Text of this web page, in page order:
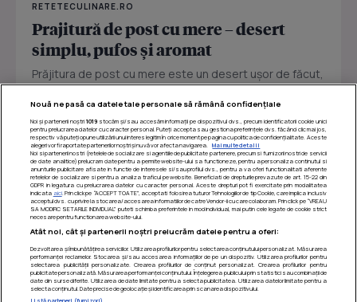
RETETECULINARE.RO
Prajitură de post cu mere – desert
simplu, pufos și aromat
Prăjitura de post cu mere este un desert ușor de făcut,
sau...
Nouă ne pasă ca datele tale personale să rămână confidențiale
Noi și partenerii noștri 1019stocăm și/sau accesăm informații pe dispozitivul dvs., precum identificatorii cookie unici
pentru prelucrarea datelor cu caracter personal. Puteți accepta sau gestiona preferințele dvs. făcând clic mai jos,
respectiv vă puteți opune utilizării unui interes legitim în orice moment pe pagina cu politica de confidențialitate. Aceste
alegeri vor fi raportate partenerilor noștri și nu vă vor afecta navigarea.
Mai multe detalii
Noi si partenerii nostri (retelele de socializare si agentiile de publicitate partenere, precum si furnizorii nostri de servicii
de date analitice) prelucram date pentru a permite website-ului sa functioneze, pentru a personaliza continutul si
anunturile publicitare afisate in functie de interesele si/sau profilul dvs., pentru a va oferi functionalitati aferente
retelelor de socializare si pentru a analiza traficul pe website. Beneficiati de drepturile prevazute de art. 15-22 din
GDPR in legatura cu prelucrarea datelor cu caracter personal. Aceste drepturi pot fi exercitate prin modalitatea
indicata aici. Prin click pe “ACCEPT TOATE”, acceptati folosirea tuturor Tehnologiilor de tip Cookie, care implica inclusiv
acceptul dvs. cu privire la stocarea/accesarea informatiilor de catre Vendor-ii cu care colaboram. Prin click pe “VREAU
SA MODIFIC SETARILE INDIVIDUAL” puteti schimba preferintele in mod individual, mai putin cele legate de cookie strict
necesare pentru functionarea website-ului.
Atât noi, cât și partenerii noștri prelucrăm datele pentru a oferi:
Dezvoltarea și îmbunătățirea serviciilor. Utilizarea profilurilor pentru selectarea conținutului personalizat. Măsurarea
performanței reclamelor. Stocarea și/sau accesarea informațiilor de pe un dispozitiv. Utilizarea profilurilor pentru
selectarea publicității personalizate. Crearea profilurilor de conținut personalizat. Crearea profilurilor pentru
publicitate personalizată. Măsurarea performanței conținutului. Înțelegerea publicului prin statistici sau combinații de
date din surse diferite. Utilizarea de date limitate pentru a selecta publicitatea. Utilizarea datelor limitate pentru a
selecta conținutul. Date precise de geolocație și identificarea prin scanarea dispozitivului.
Listă parteneri (furnizori)